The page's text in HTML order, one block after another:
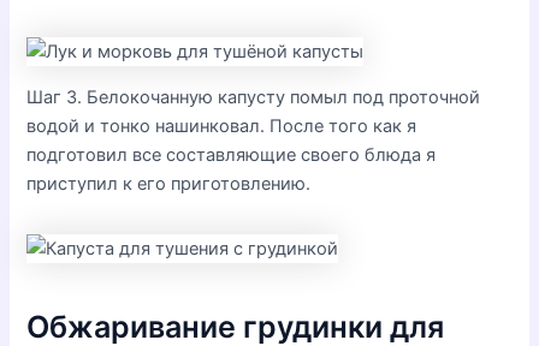
Шаг 3. Белокочанную капусту помыл под проточной
водой и тонко нашинковал. После того как я
подготовил все составляющие своего блюда я
приступил к его приготовлению.
Обжаривание грудинки для